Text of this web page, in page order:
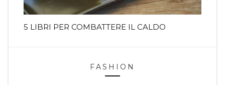
5 LIBRI PER COMBATTERE IL CALDO
FASHION